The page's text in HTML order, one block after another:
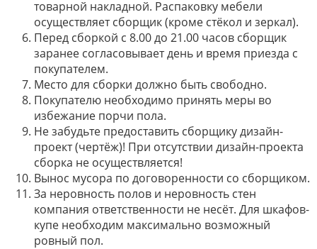
товарной накладной. Распаковку мебели
осуществляет сборщик (кроме стёкол и зеркал).
Перед сборкой с 8.00 до 21.00 часов сборщик
заранее согласовывает день и время приезда с
покупателем.
Место для сборки должно быть свободно.
Покупателю необходимо принять меры во
избежание порчи пола.
Не забудьте предоставить сборщику дизайн-
проект (чертёж)! При отсутствии дизайн-проекта
сборка не осуществляется!
Вынос мусора по договоренности со сборщиком.
За неровность полов и неровность стен
компания ответственности не несёт. Для шкафов-
купе необходим максимально возможный
ровный пол.